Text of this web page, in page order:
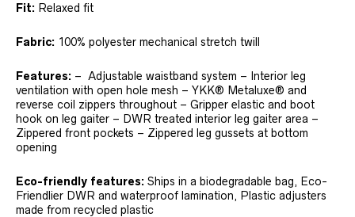
Fit: Relaxed fit
Fabric: 100% polyester mechanical stretch twill
Features: – Adjustable waistband system – Interior leg
ventilation with open hole mesh – YKK® Metaluxe® and
reverse coil zippers throughout – Gripper elastic and boot
hook on leg gaiter – DWR treated interior leg gaiter area –
Zippered front pockets – Zippered leg gussets at bottom
opening
Eco-friendly features: Ships in a biodegradable bag, Eco-
Friendlier DWR and waterproof lamination, Plastic adjusters
made from recycled plastic